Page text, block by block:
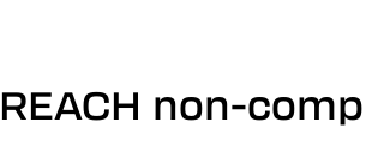
REACH non-